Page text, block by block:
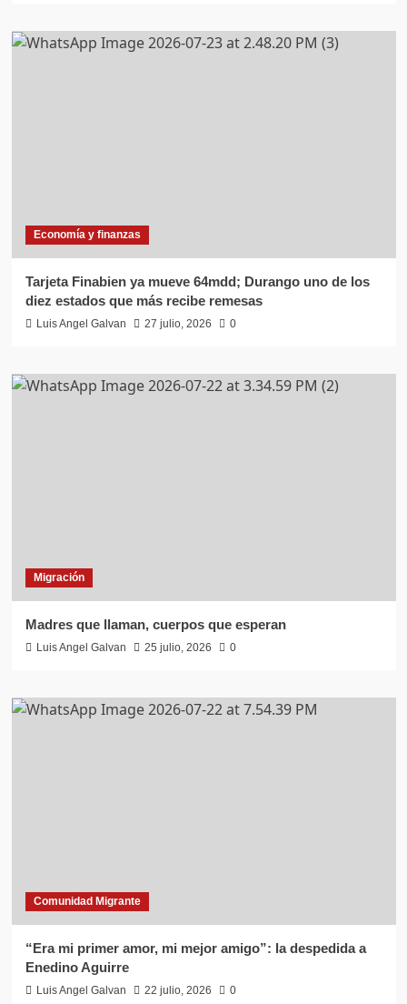
Economía y finanzas
Tarjeta Finabien ya mueve 64mdd; Durango uno de los
diez estados que más recibe remesas
Luis Angel Galvan 27 julio, 2026 0
Migración
Madres que llaman, cuerpos que esperan
Luis Angel Galvan 25 julio, 2026 0
Comunidad Migrante
“Era mi primer amor, mi mejor amigo”: la despedida a
Enedino Aguirre
Luis Angel Galvan 22 julio, 2026 0